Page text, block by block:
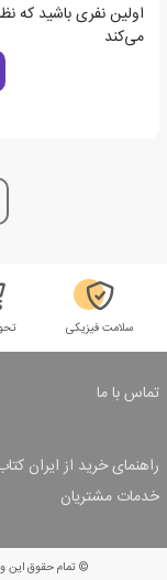
اولین نفری باشید که
می‌کند
سلامت فیزیکی
تماس با ما
راهنمای خرید از ایران
ثبت سفارش
شرایط ارسال سفارش
شیوه پرداخت
تخفیف‌های خرید
خدمات مشتریان
© تمام حقوق این